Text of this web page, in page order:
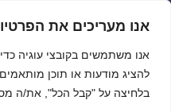
אנו מעריכים את
אנו משתמשים בקובצי עוגיה
להציג מודעות או תוכן
בלחיצה על "קבל הכל", את/ה